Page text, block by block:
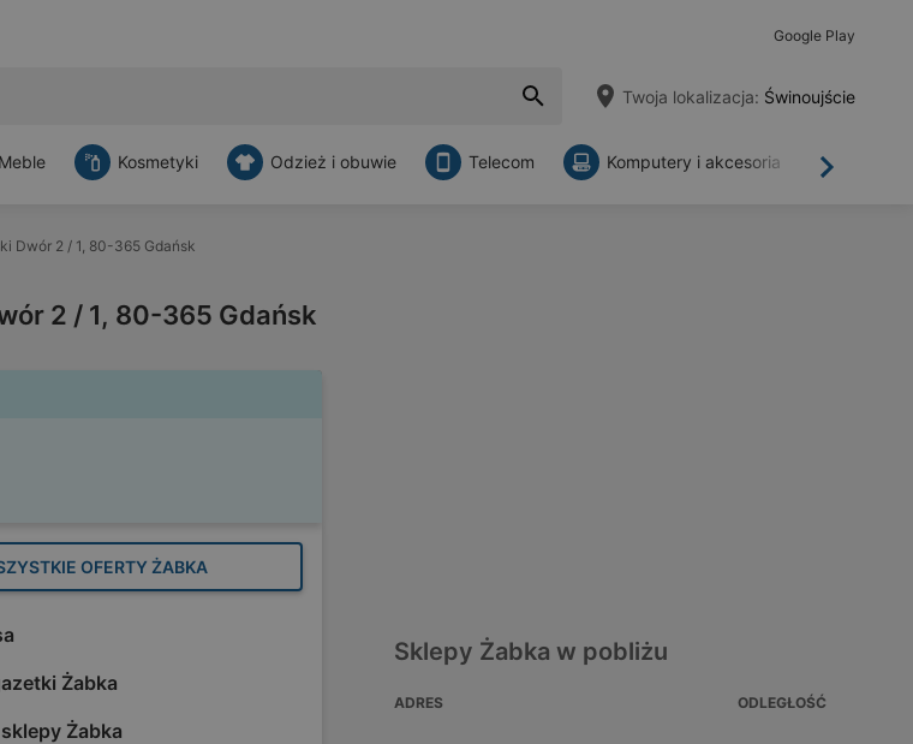
Google Play
Twoja lokalizacja: Świnoujście
Dalej
Meble Kosmetyki Odzież i obuwie Telecom Komputery i akcesoria
Dwór 2 / 1, 80-365 Gdańsk
2 / 1, 80-365 Gdańsk
OFERTY ŻABKA
Żabka
Żabka
Sklepy Żabka w pobliżu
ADRES ODLEGŁOŚĆ